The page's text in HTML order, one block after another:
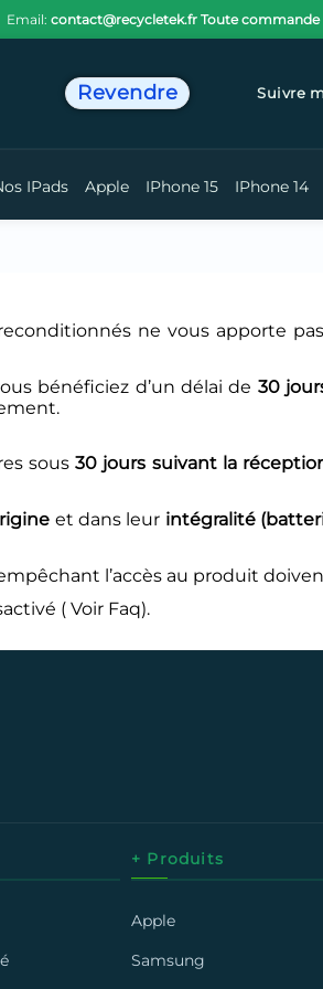
Email: contact@recycletek.fr Toute commande
Revendre Suivre
IPads Apple IPhone 15 IPhone 14
ne vous apporte
bénéficiez d’un délai de 30
sous30 jours suivant la
et dans leur intégralité
l’accès au produit
( Voir Faq).
+ Produits
Apple
Samsung